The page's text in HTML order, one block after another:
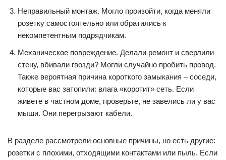
Неправильный монтаж. Могло произойти, когда меняли
розетку самостоятельно или обратились к
некомпетентным подрядчикам.
Механическое повреждение. Делали ремонт и сверлили
стену, вбивали гвозди? Могли случайно пробить провод.
Также вероятная причина короткого замыкания – соседи,
которые вас затопили: влага «коротит» сеть. Если
живете в частном доме, проверьте, не завелись ли у вас
мыши. Они перегрызают кабели.
В разделе рассмотрели основные причины, но есть другие:
розетки с плохими, отходящими контактами или пыль. Если